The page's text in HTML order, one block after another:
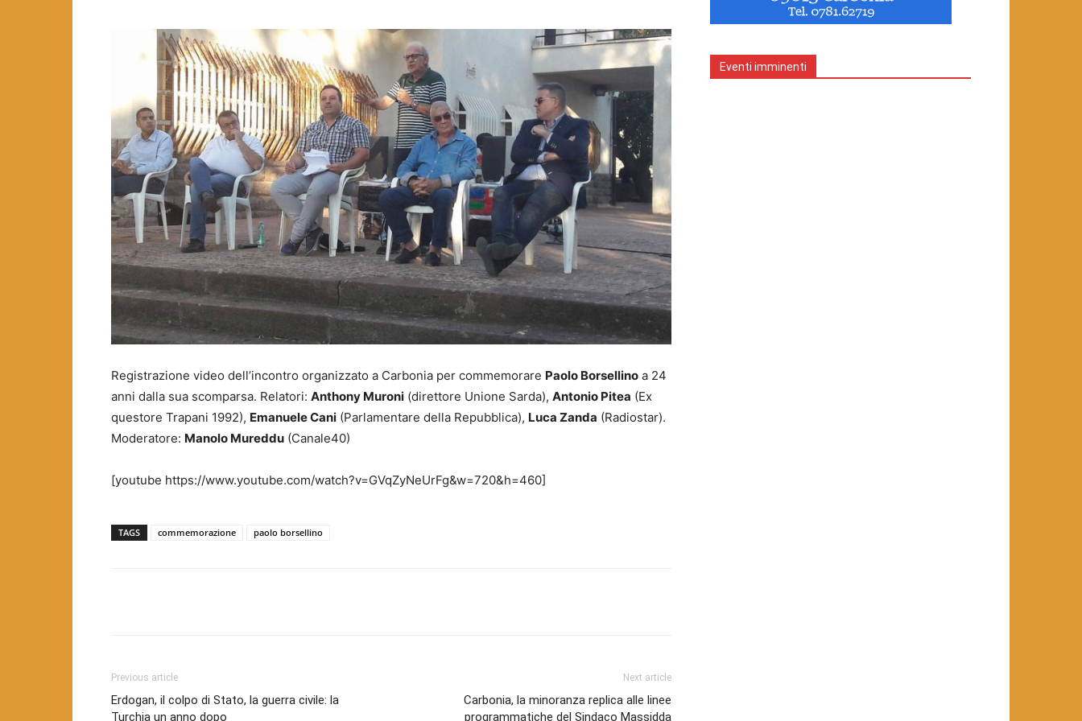
Registrazione video dell’incontro organizzato a Carbonia per commemorare Paolo Borsellino a 24
anni dalla sua scomparsa. Relatori: Anthony Muroni (direttore Unione Sarda), Antonio Pitea (Ex
questore Trapani 1992), Emanuele Cani (Parlamentare della Repubblica), Luca Zanda (Radiostar).
Moderatore: Manolo Mureddu (Canale40)
[youtube https://www.youtube.com/watch?v=GVqZyNeUrFg&w=720&h=460]
TAGS commemorazione paolo borsellino
Previous article
Erdogan, il colpo di Stato, la guerra civile: la
Turchia un anno dopo
Next article
Carbonia, la minoranza replica alle linee
programmatiche del Sindaco Massidda
Eventi imminenti